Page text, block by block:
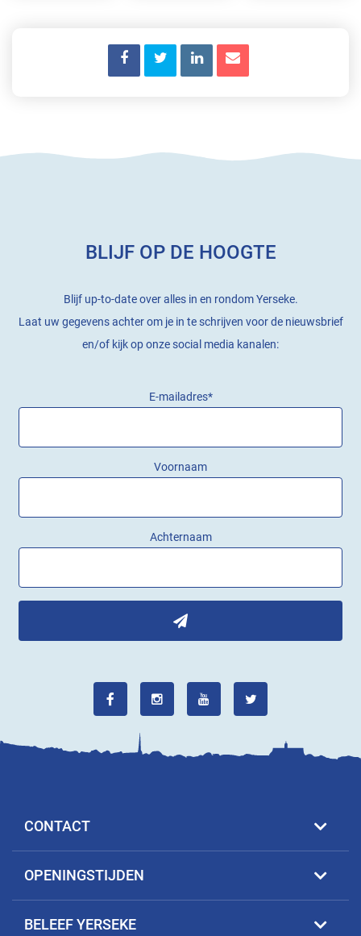
BLIJF OP DE HOOGTE
Blijf up-to-date over alles in en rondom Yerseke.
Laat uw gegevens achter om je in te schrijven voor de nieuwsbrief
en/of kijk op onze social media kanalen:
E-mailadres*
Voornaam
Achternaam
CONTACT
OPENINGSTIJDEN
BELEEF YERSEKE